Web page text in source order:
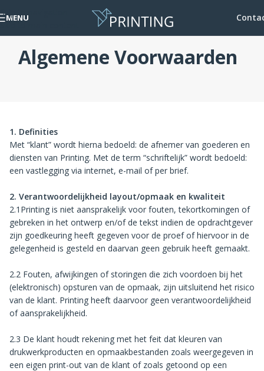
Skip to navigation
Skip to main content
MENU
Algemene Voorwaarden
1. Definities
Met “klant” wordt hierna bedoeld: de afnemer van goederen en
diensten van Printing. Met de term “schriftelijk” wordt bedoeld:
een vastlegging via internet, e-mail of per brief.
2. Verantwoordelijkheid layout/opmaak en kwaliteit
2.1Printing is niet aansprakelijk voor fouten, tekortkomingen of
gebreken in het ontwerp en/of de tekst indien de opdrachtgever
zijn goedkeuring heeft gegeven voor de proef of hiervoor in de
gelegenheid is gesteld en daarvan geen gebruik heeft gemaakt.
2.2 Fouten, afwijkingen of storingen die zich voordoen bij het
(elektronisch) opsturen van de opmaak, zijn uitsluitend het risico
van de klant. Printing heeft daarvoor geen verantwoordelijkheid
of aansprakelijkheid.
2.3 De klant houdt rekening met het feit dat kleuren van
drukwerkproducten en opmaakbestanden zoals weergegeven in
een eigen print-out van de klant of zoals getoond op een